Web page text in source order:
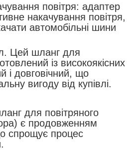
повітря: адаптер
накачування повітря,
автомобільні шини
Цей шланг для
із високоякісних
і довговічний, що
вигоду від купівлі.
для повітряного
є продовженням
спрощує процес